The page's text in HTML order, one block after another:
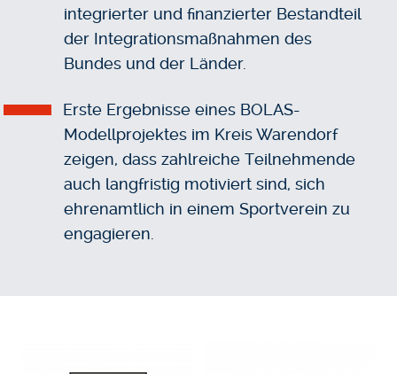
integrierter und finanzierter Bestandteil
der Integrationsmaßnahmen des
Bundes und der Länder.
Erste Ergebnisse eines BOLAS-
Modellprojektes im Kreis Warendorf
zeigen, dass zahlreiche Teilnehmende
auch langfristig motiviert sind, sich
ehrenamtlich in einem Sportverein zu
engagieren.